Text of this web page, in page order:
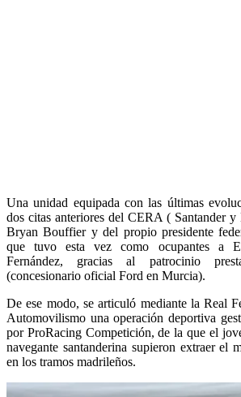
Una unidad equipada con las últimas
dos citas anteriores del CERA ( Santander
Bryan Bouffier y del propio presidente
que tuvo esta vez como ocupantes a
Fernández, gracias al patrocinio
(concesionario oficial Ford en Murcia).
De ese modo, se articuló mediante la Real
Automovilismo una operación deportiva
por ProRacing Competición, de la que el
navegante santanderina supieron extraer el
en los tramos madrileños.